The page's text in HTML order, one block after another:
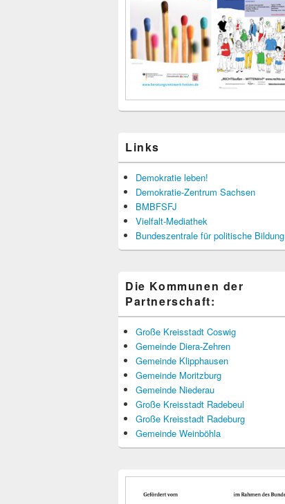
Links
Demokratie leben!
Demokratie-Zentrum Sachsen
BMBFSFJ
Vielfalt-Mediathek
Bundeszentrale für politische Bildung
Die Kommunen der
Partnerschaft:
Große Kreisstadt Coswig
Gemeinde Diera-Zehren
Gemeinde Klipphausen
Gemeinde Moritzburg
Gemeinde Niederau
Große Kreisstadt Radebeul
Große Kreisstadt Radeburg
Gemeinde Weinböhla